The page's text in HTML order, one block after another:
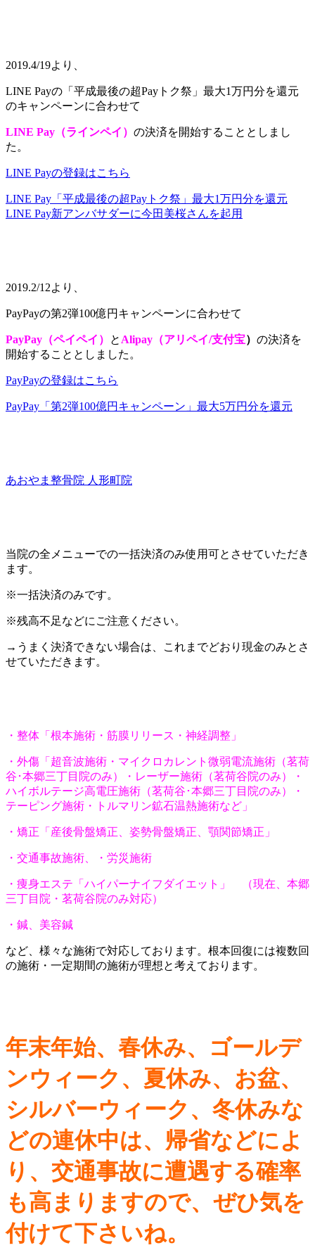
2019.4/19より、
LINE Payの「平成最後の超Payトク祭」最大1万円分を還元
のキャンペーンに合わせて
LINE Pay（ラインペイ） の決済を開始することとしまし
た。
LINE Payの登録はこちら
LINE Pay「平成最後の超Payトク祭」最大1万円分を還元
LINE Pay新アンバサダーに今田美桜さんを起用
2019.2/12より、
PayPayの第2弾100億円キャンペーンに合わせて
PayPay（ペイペイ） と Alipay（アリペイ/支付宝） の決済を
開始することとしました。
PayPayの登録はこちら
PayPay「第2弾100億円キャンペーン」最大5万円分を還元
あおやま整骨院 人形町院
当院の全メニューでの一括決済のみ使用可とさせていただき
ます。
※一括決済のみです。
※残高不足などにご注意ください。
→うまく決済できない場合は、これまでどおり現金のみとさ
せていただきます。
・整体「根本施術・筋膜リリース・神経調整」
・外傷「超音波施術・マイクロカレント微弱電流施術（茗荷
谷･本郷三丁目院のみ）・レーザー施術（茗荷谷院のみ）・
ハイボルテージ高電圧施術（茗荷谷･本郷三丁目院のみ）・
テーピング施術・トルマリン鉱石温熱施術など」
・矯正「産後骨盤矯正、姿勢骨盤矯正、顎関節矯正」
・交通事故施術、・労災施術
・痩身エステ「ハイパーナイフダイエット」 （現在、本郷
三丁目院・茗荷谷院のみ対応）
・鍼、美容鍼
など、様々な施術で対応しております。根本回復には複数回
の施術・一定期間の施術が理想と考えております。
年末年始、春休み、ゴールデ
ンウィーク、夏休み、お盆、
シルバーウィーク、冬休みな
どの連休中は、帰省などによ
り、交通事故に遭遇する確率
も高まりますので、ぜひ気を
付けて下さいね。